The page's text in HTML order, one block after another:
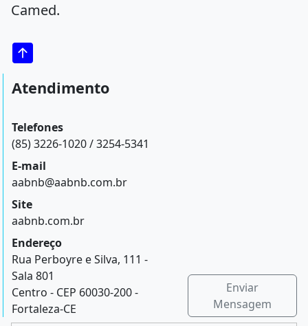
Camed.
Atendimento
Telefones
(85) 3226-1020 / 3254-5341
E-mail
aabnb@aabnb.com.br
Site
aabnb.com.br
Endereço
Rua Perboyre e Silva, 111 -
Sala 801
Centro - CEP 60030-200 -
Fortaleza-CE
Enviar
Mensagem